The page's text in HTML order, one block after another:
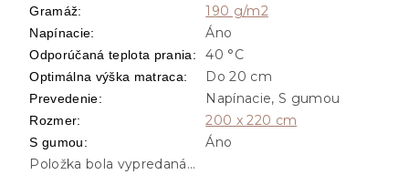
Gramáž: 190 g/m2
Napínacie: Áno
Odporúčaná teplota prania: 40 °C
Optimálna výška matraca: Do 20 cm
Prevedenie: Napínacie, S gumou
Rozmer: 200 x 220 cm
S gumou:
Áno
Položka bola vypredaná…